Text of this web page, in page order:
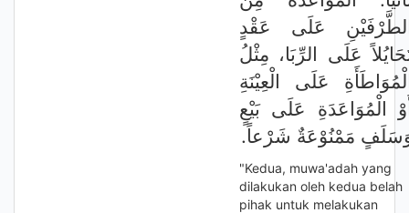
عَلَى عَقْدٍ
عَلَى الرِّبَا، مِثْلُ
عَلَى الْعِيْنَةِ
الْمُوَاعَدَةِ عَلَى بَيْعٍ
مَمْنُوْعَةٌ شَرْعاً.
"Kedua, muwa'adah yang
dilakukan oleh kedua belah
pihak untuk melakukan